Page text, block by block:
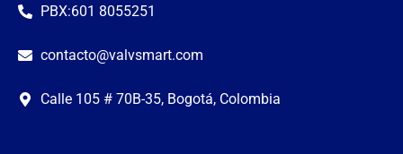
PBX:601 8055251
contacto@valvsmart.com
Calle 105 # 70B-35, Bogotá, Colombia